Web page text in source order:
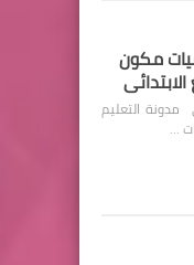
مكون
مدونة التعليم
…